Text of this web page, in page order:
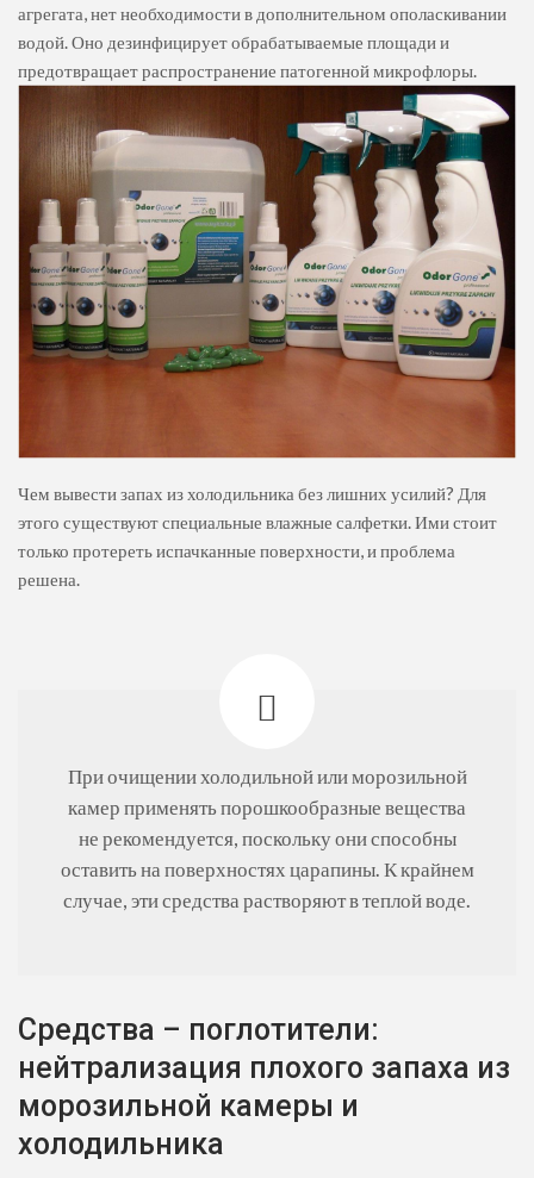
агрегата, нет необходимости в дополнительном ополаскивании
водой. Оно дезинфицирует обрабатываемые площади и
предотвращает распространение патогенной микрофлоры.
Чем вывести запах из холодильника без лишних усилий? Для
этого существуют специальные влажные салфетки. Ими стоит
только протереть испачканные поверхности, и проблема
решена.
При очищении холодильной или морозильной
камер применять порошкообразные вещества
не рекомендуется, поскольку они способны
оставить на поверхностях царапины. К крайнем
случае, эти средства растворяют в теплой воде.
Средства – поглотители:
нейтрализация плохого запаха из
морозильной камеры и
холодильника